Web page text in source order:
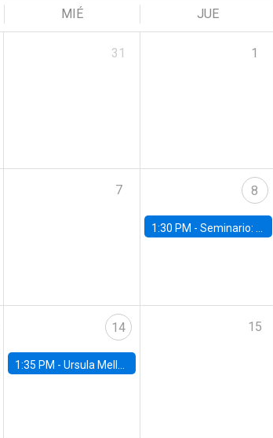
MIÉ JUE
31 1
7 8
1:30 PM -Seminario: “Recuperando la humanidad para progresar en la era de la IA»
14
1:35 PM -Ursula Mello, Insper - Institute of Education and Research
15